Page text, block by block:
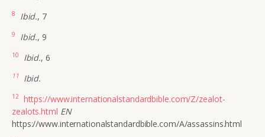
8 Ibid., 7
9 Ibid., 9
10 Ibid., 6
11 Ibid.
12 https://www.internationalstandardbible.com/Z/zealot-
zealots.html EN
https://www.internationalstandardbible.com/A/assassins.html